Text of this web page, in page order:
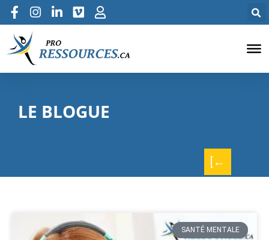
LE BLOGUE
[←
SANTÉ MENTALE